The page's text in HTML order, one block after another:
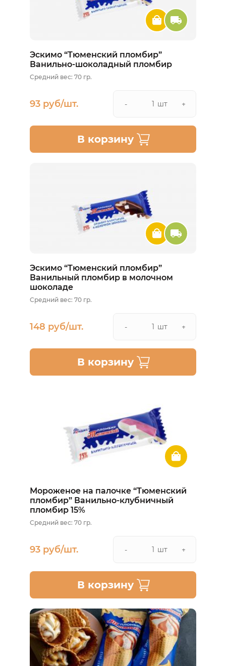
Эскимо “Тюменский пломбир”
Ванильно-шоколадный пломбир
Средний вес: 70 гр.
93 руб/шт. - шт +
В корзину
Эскимо “Тюменский пломбир”
Ванильный пломбир в молочном
шоколаде
Средний вес: 70 гр.
148 руб/шт. - шт +
В корзину
Мороженое на палочке “Тюменский
пломбир” Ванильно-клубничный
пломбир 15%
Средний вес: 70 гр.
93 руб/шт. - шт +
В корзину